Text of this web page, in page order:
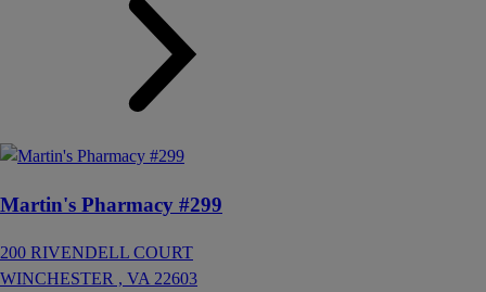
Martin's Pharmacy #299
200 RIVENDELL COURT
WINCHESTER , VA 22603